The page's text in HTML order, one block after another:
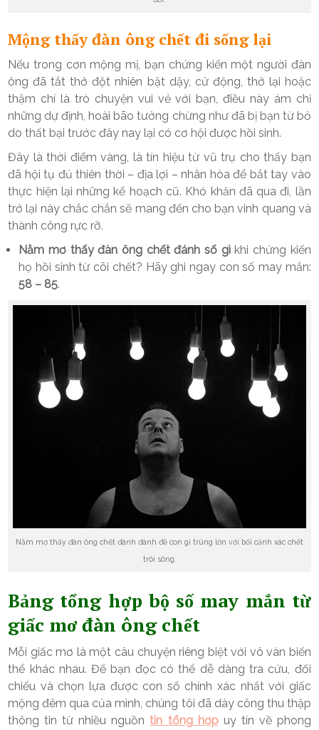
Mộng thấy đàn ông chết đi sống lại
Nếu trong cơn mộng mị, bạn chứng kiến một người đàn
ông đã tắt thở đột nhiên bật dậy, cử động, thở lại hoặc
thậm chí là trò chuyện vui vẻ với bạn, điều này ám chỉ
những dự định, hoài bão tưởng chừng như đã bị bạn từ bỏ
do thất bại trước đây nay lại có cơ hội được hồi sinh.
Đây là thời điểm vàng, là tín hiệu từ vũ trụ cho thấy bạn
đã hội tụ đủ thiên thời – địa lợi – nhân hòa để bắt tay vào
thực hiện lại những kế hoạch cũ. Khó khăn đã qua đi, lần
trở lại này chắc chắn sẽ mang đến cho bạn vinh quang và
thành công rực rỡ.
Nằm mơ thấy đàn ông chết đánh số gìkhi chứng kiến
họ hồi sinh từ cõi chết? Hãy ghi ngay con số may mắn:
58 – 85.
Nằm mơ thấy đàn ông chết đánh đánh đề con gì trúng lớn với bối cảnh xác chết
trôi sông.
Bảng tổng hợp bộ số may mắn từ
giấc mơ đàn ông chết
Mỗi giấc mơ là một câu chuyện riêng biệt với vô vàn biến
thể khác nhau. Để bạn đọc có thể dễ dàng tra cứu, đối
chiếu và chọn lựa được con số chính xác nhất với giấc
mộng đêm qua của mình, chúng tôi đã dày công thu thập
thông tin từ nhiều nguồntin tổng hợpuy tín về phong